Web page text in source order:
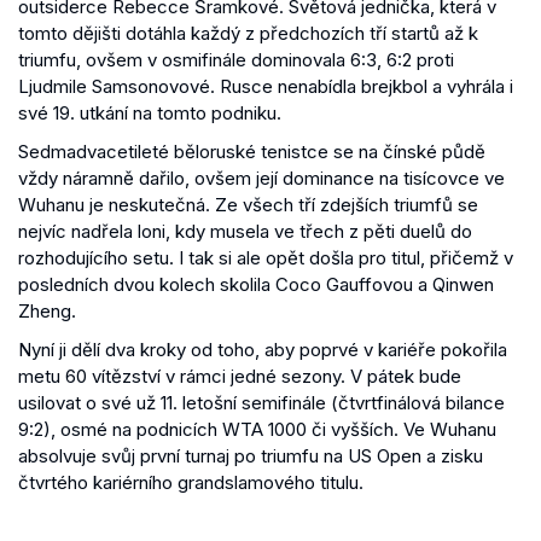
outsiderce Rebecce Šramkové. Světová jednička, která v
tomto dějišti dotáhla každý z předchozích tří startů až k
triumfu, ovšem v osmifinále dominovala 6:3, 6:2 proti
Ljudmile Samsonovové. Rusce nenabídla brejkbol a vyhrála i
své 19. utkání na tomto podniku.
Sedmadvacetileté běloruské tenistce se na čínské půdě
vždy náramně dařilo, ovšem její dominance na tisícovce ve
Wuhanu je neskutečná. Ze všech tří zdejších triumfů se
nejvíc nadřela loni, kdy musela ve třech z pěti duelů do
rozhodujícího setu. I tak si ale opět došla pro titul, přičemž v
posledních dvou kolech skolila Coco Gauffovou a Qinwen
Zheng.
Nyní ji dělí dva kroky od toho, aby poprvé v kariéře pokořila
metu 60 vítězství v rámci jedné sezony. V pátek bude
usilovat o své už 11. letošní semifinále (čtvrtfinálová bilance
9:2), osmé na podnicích WTA 1000 či vyšších. Ve Wuhanu
absolvuje svůj první turnaj po triumfu na US Open a zisku
čtvrtého kariérního grandslamového titulu.